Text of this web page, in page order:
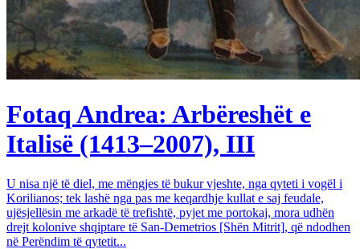
Fotaq Andrea: Arbëreshët e
Italisë (1413–2007), III
U nisa një të diel, me mëngjes të bukur vjeshte, nga qyteti i vogël i
Korilianos; tek lashë nga pas me keqardhje kullat e saj feudale,
ujësjellësin me arkadë të trefishtë, pyjet me portokaj, mora udhën
drejt kolonive shqiptare të San-Demetrios [Shën Mitrit], që ndodhen
në Perëndim të qytetit...